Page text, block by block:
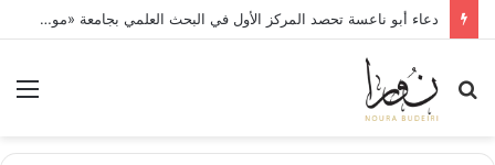
دعاء أبو ناعسة تحصد المركز الأول في البحث العلمي بجامعة «مونستر» الألمانية
بحث
عن